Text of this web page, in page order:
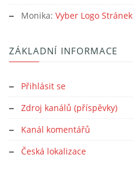
Monika: Vyber Logo Stránek
ZÁKLADNÍ INFORMACE
Přihlásit se
Zdroj kanálů (příspěvky)
Kanál komentářů
Česká lokalizace